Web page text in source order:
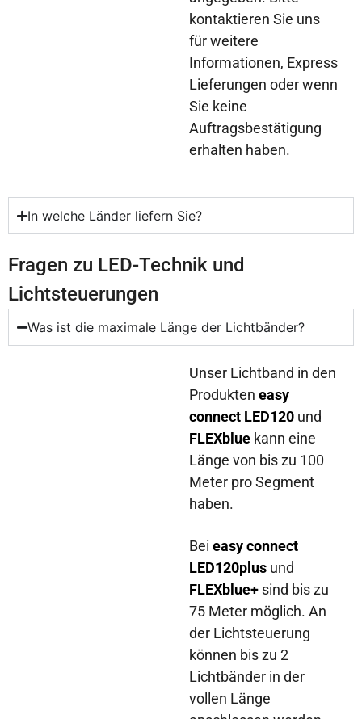
kontaktieren Sie uns
für weitere
Informationen, Express
Lieferungen oder wenn
Sie keine
Auftragsbestätigung
erhalten haben.
In welche Länder liefern Sie?
Fragen zu LED-Technik und
Lichtsteuerungen
Was ist die maximale Länge der Lichtbänder?
Unser Lichtband in den
Produkten easy
connect LED120 und
FLEXblue kann eine
Länge von bis zu 100
Meter pro Segment
haben.
Bei easy connect
LED120plus und
FLEXblue+ sind bis zu
75 Meter möglich. An
der Lichtsteuerung
können bis zu 2
Lichtbänder in der
vollen Länge